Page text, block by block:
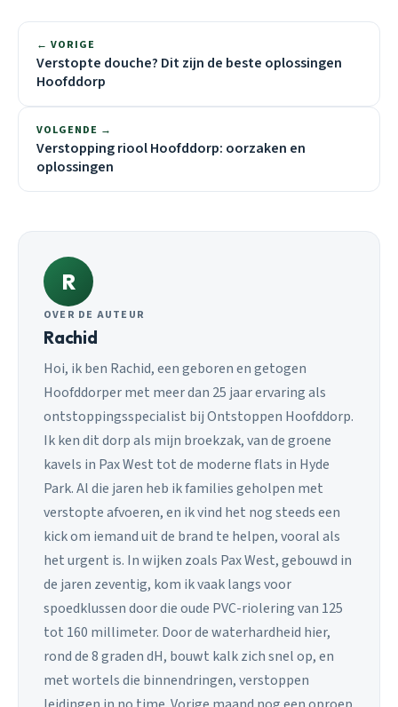
← VORIGE
Verstopte douche? Dit zijn de beste oplossingen
Hoofddorp
VOLGENDE →
Verstopping riool Hoofddorp: oorzaken en
oplossingen
R
OVER DE AUTEUR
Rachid
Hoi, ik ben Rachid, een geboren en getogen
Hoofddorper met meer dan 25 jaar ervaring als
ontstoppingsspecialist bij Ontstoppen Hoofddorp.
Ik ken dit dorp als mijn broekzak, van de groene
kavels in Pax West tot de moderne flats in Hyde
Park. Al die jaren heb ik families geholpen met
verstopte afvoeren, en ik vind het nog steeds een
kick om iemand uit de brand te helpen, vooral als
het urgent is. In wijken zoals Pax West, gebouwd in
de jaren zeventig, kom ik vaak langs voor
spoedklussen door die oude PVC-riolering van 125
tot 160 millimeter. Door de waterhardheid hier,
rond de 8 graden dH, bouwt kalk zich snel op, en
met wortels die binnendringen, verstoppen